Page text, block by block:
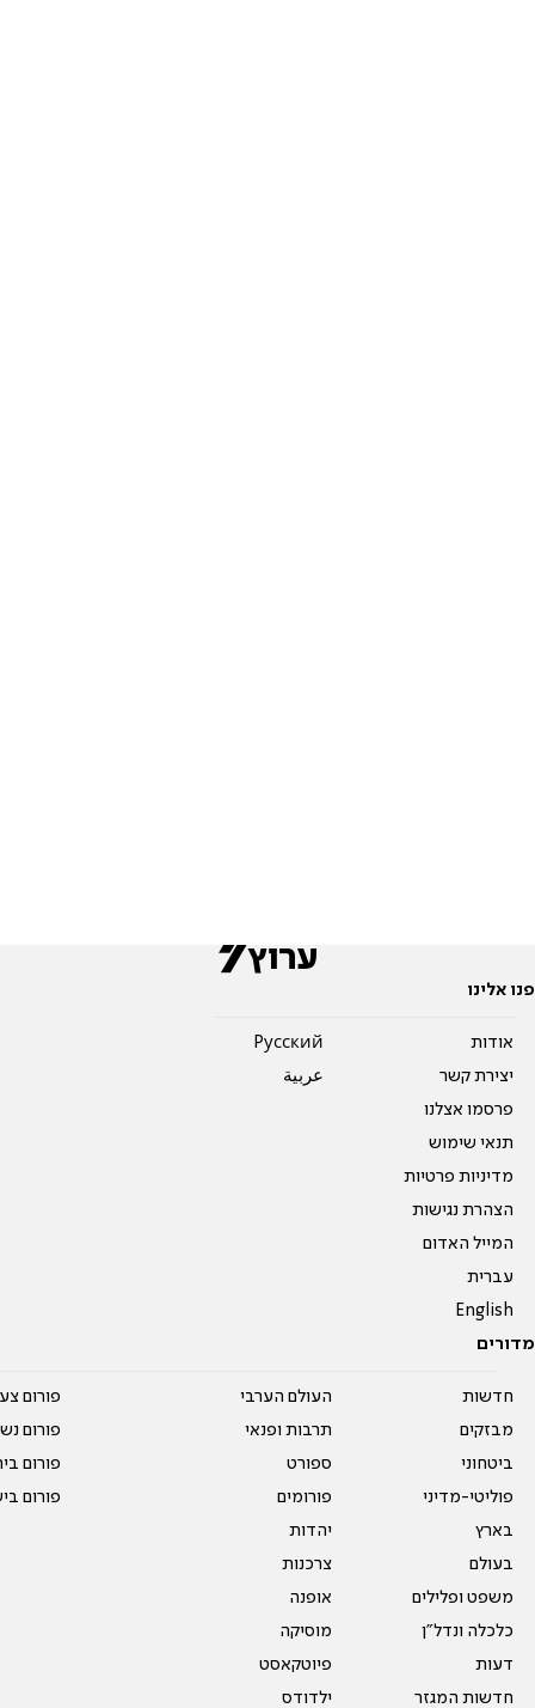
פנו אלינו
אודות
יצירת קשר
פרסמו אצלנו
תנאי שימוש
מדיניות פרטיות
הצהרת נגישות
המייל האדום
עברית
English
Pусский
عربية
מדורים
חדשות
מבזקים
ביטחוני
פוליטי-מדיני
בארץ
בעולם
משפט ופלילים
כלכלה ונדל"ן
דעות
חדשות המגזר
העולם הערבי
תרבות ופנאי
ספורט
פורומים
יהדות
צרכנות
אופנה
מוסיקה
פיוטקאסט
ילדודס
פורום
פורום
פורום
פורום